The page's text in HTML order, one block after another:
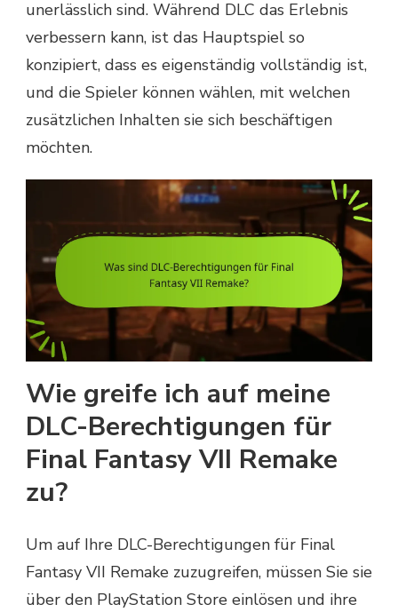
unerlässlich sind. Während DLC das Erlebnis
verbessern kann, ist das Hauptspiel so
konzipiert, dass es eigenständig vollständig ist,
und die Spieler können wählen, mit welchen
zusätzlichen Inhalten sie sich beschäftigen
möchten.
Wie greife ich auf meine
DLC-Berechtigungen für
Final Fantasy VII Remake
zu?
Um auf Ihre DLC-Berechtigungen für Final
Fantasy VII Remake zuzugreifen, müssen Sie sie
über den PlayStation Store einlösen und ihre